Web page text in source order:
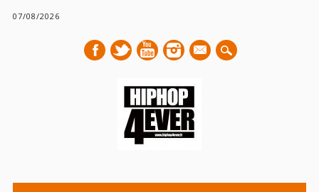
07/08/2026
mail